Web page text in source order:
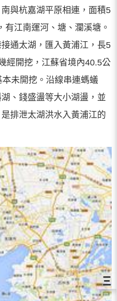
與杭嘉湖平原相連，面積5
有江南運河、塘、瀾溪塘。
通太湖，匯入黃浦江，長5
經開挖，江蘇省境內40.5公
未開挖。沿線串連螞蟻
、錢盛盪等大小湖盪，並
排泄太湖洪水入黃浦江的
Ξ